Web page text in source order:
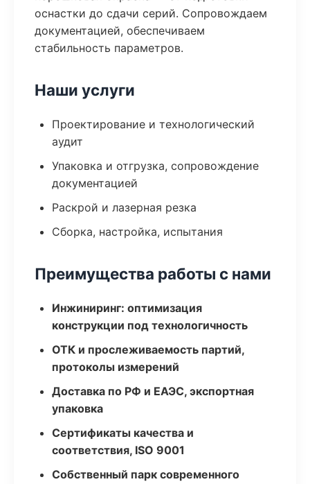
оснастки до сдачи серий. Сопровождаем
документацией, обеспечиваем
стабильность параметров.
Наши услуги
Проектирование и технологический
аудит
Упаковка и отгрузка, сопровождение
документацией
Раскрой и лазерная резка
Сборка, настройка, испытания
Преимущества работы с нами
Инжиниринг: оптимизация
конструкции под технологичность
ОТК и прослеживаемость партий,
протоколы измерений
Доставка по РФ и ЕАЭС, экспортная
упаковка
Сертификаты качества и
соответствия, ISO 9001
Собственный парк современного